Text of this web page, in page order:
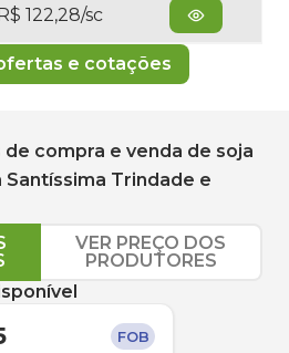
122,28/sc
e cotações
compra e venda de soja
Santíssima Trindade e
VER PREÇO DOS
PRODUTORES
FOB